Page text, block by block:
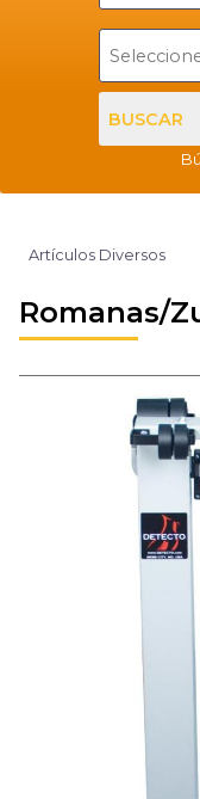
BUSCAR
Artículos Diversos
Romanas/